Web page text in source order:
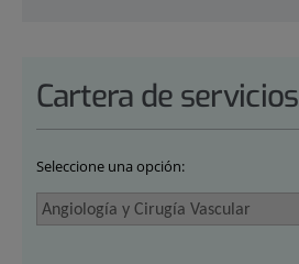
Cartera de servicios
Seleccione una opción: